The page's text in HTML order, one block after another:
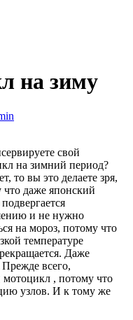
на зиму
свой
на зимний период?
то вы это делаете зря,
что даже японский
и не нужно
на мороз, потому что
температуре
Даже
всего,
, потому что
узлов. И к тому же